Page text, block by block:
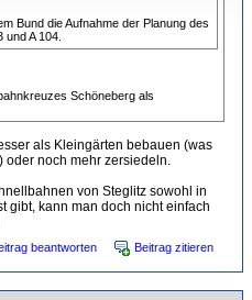
Bund die Aufnahme der Planung des
A 104.
Schöneberg als
als Kleingärten bebauen (was
oder noch mehr zersiedeln.
von Steglitz sowohl in
gibt, kann man doch nicht einfach
beantworten Beitrag zitieren